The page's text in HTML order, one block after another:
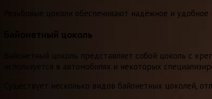
Резьбовые цоколи обеспечивают надёжное и
Байонетный цоколь
Байонетный цоколь представляет собой цоколь с
используется в автомобилях и некоторых
Существует несколько видов байонетных цоколей,